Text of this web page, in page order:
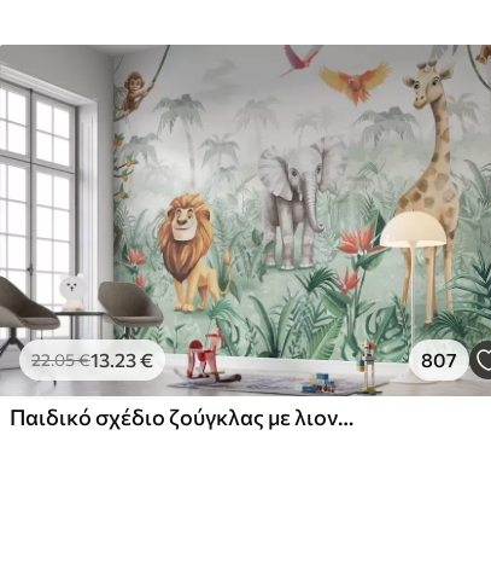
22.05€13.23€ 807
Παιδικό σχέδιο ζούγκλας με λιοντάρι, καμηλοπάρδαλη, ελέφαντα και παπαγάλους